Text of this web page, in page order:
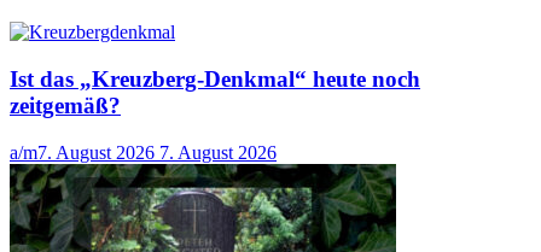
Ist das „Kreuzberg-Denkmal“ heute noch
zeitgemäß?
a/m7. August 2026 7. August 2026